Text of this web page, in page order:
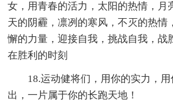
女，用青春的活力，太阳的热情，月
天的阴霾，凛冽的寒风，不灭的热情
懈的力量，迎接自我，挑战自我，战
在胜利的时刻
18.运动健将们，用你的实力，
出，一片属于你的长跑天地！